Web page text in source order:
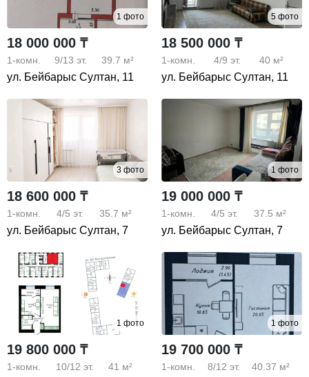
1 фото
18 000 000 ₸
1-комн. 9/13 эт. 39.7 м²
ул. Бейбарыс Султан, 11
5 фото
18 500 000 ₸
1-комн. 4/9 эт. 40 м²
ул. Бейбарыс Султан, 11
3 фото
18 600 000 ₸
1-комн. 4/5 эт. 35.7 м²
ул. Бейбарыс Султан, 7
1 фото
19 000 000 ₸
1-комн. 4/5 эт. 37.5 м²
ул. Бейбарыс Султан, 7
1 фото
19 800 000 ₸
1-комн. 10/12 эт. 41 м²
1 фото
19 700 000 ₸
1-комн. 8/12 эт. 40.37 м²